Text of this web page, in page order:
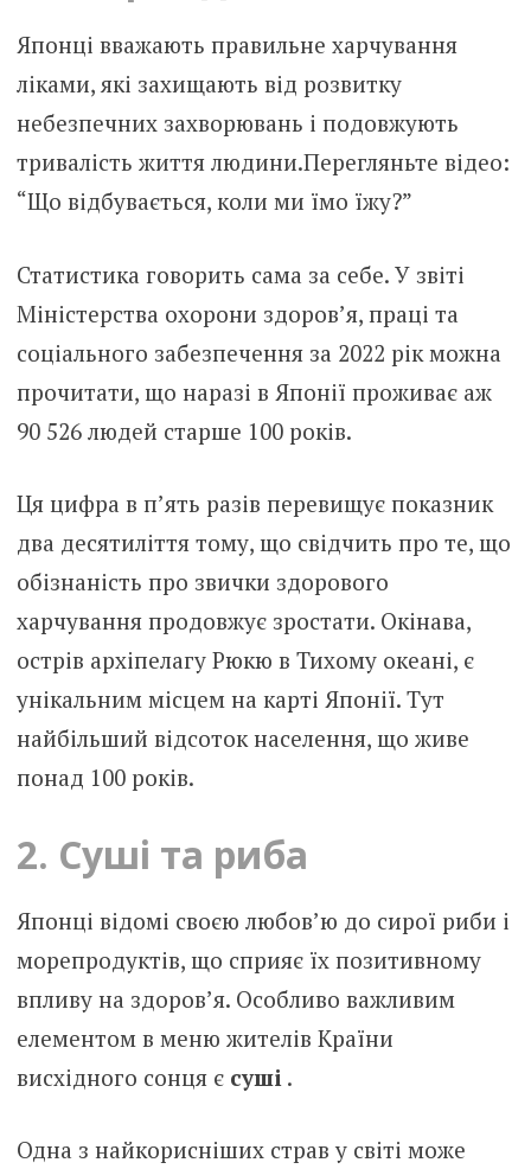
Японці вважають правильне харчування
ліками, які захищають від розвитку
небезпечних захворювань і подовжують
тривалість життя людини.Перегляньте відео:
“Що відбувається, коли ми їмо їжу?”
Статистика говорить сама за себе. У звіті
Міністерства охорони здоров’я, праці та
соціального забезпечення за 2022 рік можна
прочитати, що наразі в Японії проживає аж
90 526 людей старше 100 років.
Ця цифра в п’ять разів перевищує показник
два десятиліття тому, що свідчить про те, що
обізнаність про звички здорового
харчування продовжує зростати. Окінава,
острів архіпелагу Рюкю в Тихому океані, є
унікальним місцем на карті Японії. Тут
найбільший відсоток населення, що живе
понад 100 років.
2. Суші та риба
Японці відомі своєю любов’ю до сирої риби і
морепродуктів, що сприяє їх позитивному
впливу на здоров’я. Особливо важливим
елементом в меню жителів Країни
висхідного сонця є суші .
Одна з найкорисніших страв у світі може